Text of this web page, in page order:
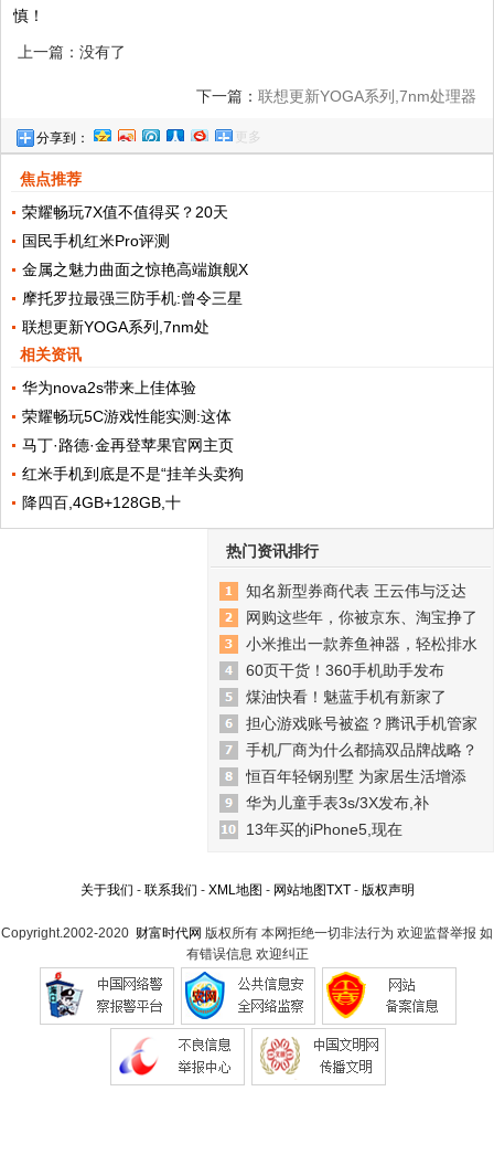
慎！
上一篇：没有了
下一篇： 联想更新YOGA系列,7nm处理器
分享到： 更多
焦点推荐
荣耀畅玩7X值不值得买？20天
国民手机红米Pro评测
金属之魅力曲面之惊艳高端旗舰X
摩托罗拉最强三防手机:曾令三星
联想更新YOGA系列,7nm处
相关资讯
华为nova2s带来上佳体验
荣耀畅玩5C游戏性能实测:这体
马丁·路德·金再登苹果官网主页
红米手机到底是不是“挂羊头卖狗
降四百,4GB+128GB,十
热门资讯排行
知名新型券商代表 王云伟与泛达
网购这些年，你被京东、淘宝挣了
小米推出一款养鱼神器，轻松排水
60页干货！360手机助手发布
煤油快看！魅蓝手机有新家了
担心游戏账号被盗？腾讯手机管家
手机厂商为什么都搞双品牌战略？
恒百年轻钢别墅 为家居生活增添
华为儿童手表3s/3X发布,补
13年买的iPhone5,现在
关于我们 - 联系我们 - XML地图 - 网站地图TXT- 版权声明
Copyright.2002-2020 财富时代网 版权所有 本网拒绝一切非法行为 欢迎监督举报 如
有错误信息 欢迎纠正